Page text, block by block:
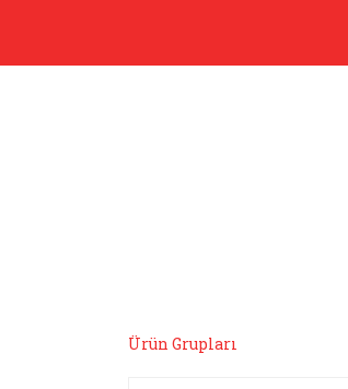
Ürün Grupları